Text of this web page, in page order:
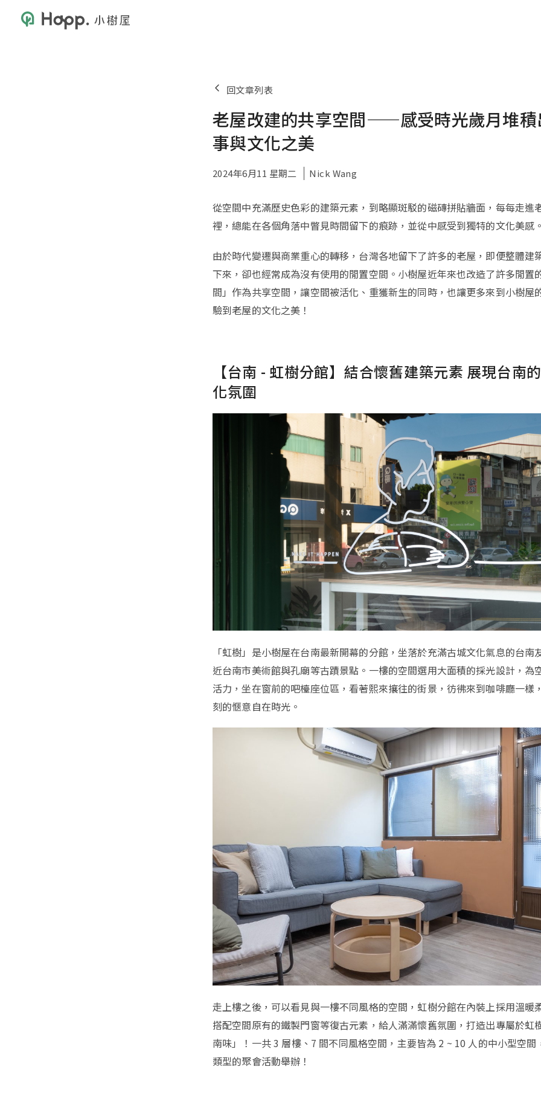
回文章列表
老屋改建的共享空間——感受時光歲月堆積
事與文化之美
2024年6月11 星期二 Nick Wang
從空間中充滿歷史色彩的建築元素，到略顯斑駁的磁磚拼貼牆面，每每走進
裡，總能在各個角落中瞥見時間留下的痕跡，並從中感受到獨特的文化美感
由於時代變遷與商業重心的轉移，台灣各地留下了許多的老屋，即便整體建
下來，卻也經常成為沒有使用的閒置空間。小樹屋近年來也改造了許多閒置
間」作為共享空間，讓空間被活化、重獲新生的同時，也讓更多來到小樹屋
驗到老屋的文化之美！
【台南 - 虹樹分館】結合懷舊建築元素 展現台南
化氛圍
「虹樹」是小樹屋在台南最新開幕的分館，坐落於充滿古城文化氣息的台南
近台南市美術館與孔廟等古蹟景點。一樓的空間選用大面積的採光設計，為
活力，坐在窗前的吧檯座位區，看著熙來攘往的街景，彷彿來到咖啡廳一樣
刻的愜意自在時光。
走上樓之後，可以看見與一樓不同風格的空間，虹樹分館在內裝上採用溫暖
搭配空間原有的鐵製門窗等復古元素，給人滿滿懷舊氛圍，打造出專屬於虹
南味」！一共 3 層樓、7 間不同風格空間，主要皆為 2 ~ 10 人的中小型空間
類型的聚會活動舉辦！